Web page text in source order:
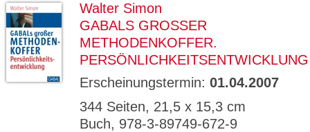
Walter Simon
GABALS GROSSER M
ETHODENKOFFER. P
ERSÖNLICHKEITSENTWICKLUNG
Erscheinungstermin: 01.04.2007
344 Seiten, 21,5 x 15,3 cm
Buch, 978-3-89749-672-9